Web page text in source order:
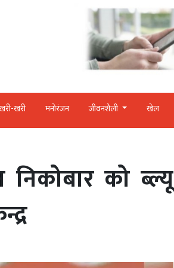
खरी मनोरंजन जीवनशैली खेल
को ब्ल्यू